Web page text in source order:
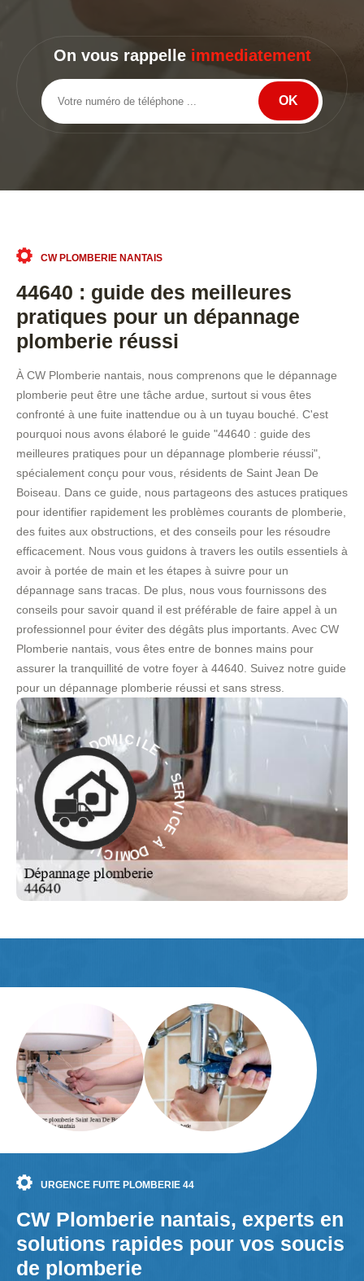
On vous rappelle immediatement
CW PLOMBERIE NANTAIS
44640 : guide des meilleures
pratiques pour un dépannage
plomberie réussi
À CW Plomberie nantais, nous comprenons que le dépannage
plomberie peut être une tâche ardue, surtout si vous êtes
confronté à une fuite inattendue ou à un tuyau bouché. C'est
pourquoi nous avons élaboré le guide "44640 : guide des
meilleures pratiques pour un dépannage plomberie réussi",
spécialement conçu pour vous, résidents de Saint Jean De
Boiseau. Dans ce guide, nous partageons des astuces pratiques
pour identifier rapidement les problèmes courants de plomberie,
des fuites aux obstructions, et des conseils pour les résoudre
efficacement. Nous vous guidons à travers les outils essentiels à
avoir à portée de main et les étapes à suivre pour un
dépannage sans tracas. De plus, nous vous fournissons des
conseils pour savoir quand il est préférable de faire appel à un
professionnel pour éviter des dégâts plus importants. Avec CW
Plomberie nantais, vous êtes entre de bonnes mains pour
assurer la tranquillité de votre foyer à 44640. Suivez notre guide
pour un dépannage plomberie réussi et sans stress.
S
E
R
V
I
E
DO
MICILE -
S
E
R
V
I
C
E
À
D
O
M
I
C
I
L
E
-
URGENCE FUITE PLOMBERIE 44
CW Plomberie nantais, experts en
solutions rapides pour vos soucis
de plomberie